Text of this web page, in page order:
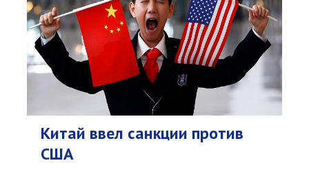
Китай ввел санкции против
США